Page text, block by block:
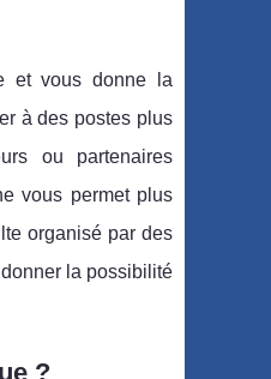
et vous donne la
à des postes plus
ou partenaires
vous permet plus
organisé par des
la possibilité
?